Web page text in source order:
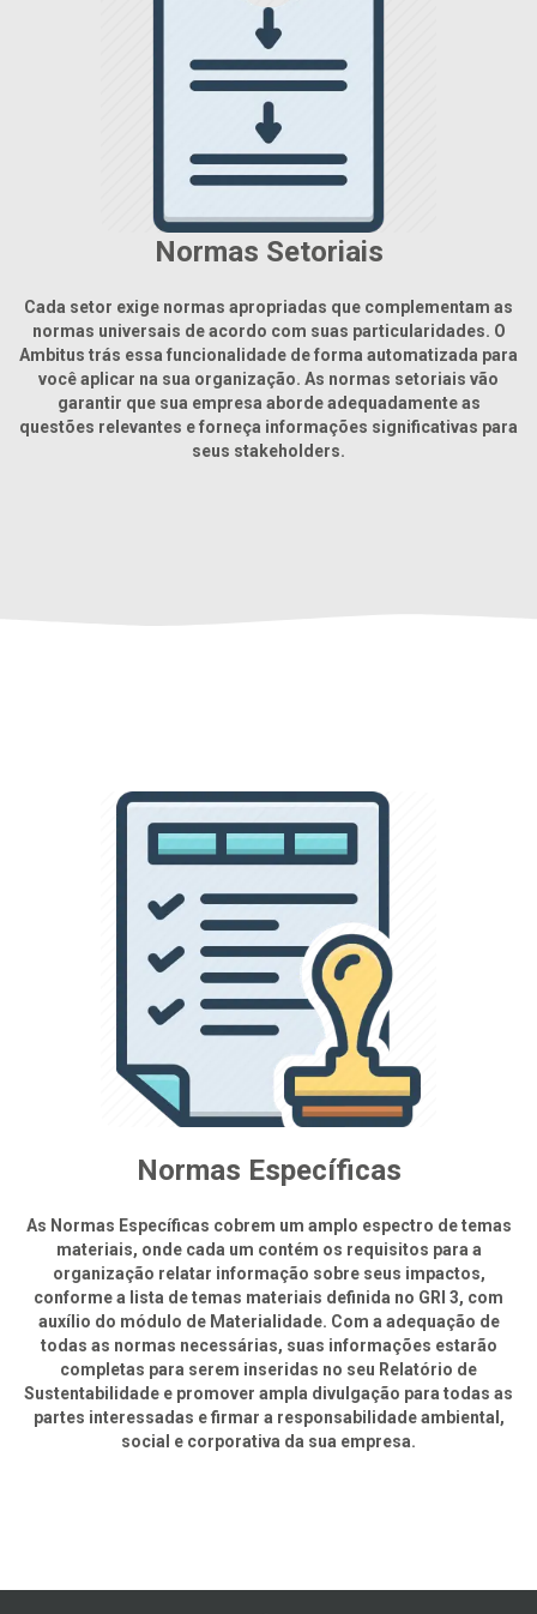
Normas Setoriais
Cada setor exige normas apropriadas que complementam as
normas universais de acordo com suas particularidades. O
Ambitus trás essa funcionalidade de forma automatizada para
você aplicar na sua organização. As normas setoriais vão
garantir que sua empresa aborde adequadamente as
questões relevantes e forneça informações significativas para
seus stakeholders.
Normas Específicas
As Normas Específicas cobrem um amplo espectro de temas
materiais, onde cada um contém os requisitos para a
organização relatar informação sobre seus impactos,
conforme a lista de temas materiais definida no GRI 3, com
auxílio do módulo de Materialidade. Com a adequação de
todas as normas necessárias, suas informações estarão
completas para serem inseridas no seu Relatório de
Sustentabilidade e promover ampla divulgação para todas as
partes interessadas e firmar a responsabilidade ambiental,
social e corporativa da sua empresa.